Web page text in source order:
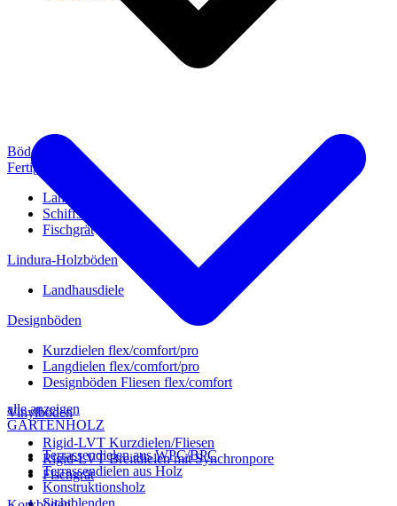
alle anzeigen
GARTENHOLZ
Terrassendielen aus WPC/BPC
Terrassendielen aus Holz
Konstruktionsholz
Sichtblenden
Böden
Fertigparkett
Landhausdiele
Schiffsboden
Fischgrät
Lindura-Holzböden
Landhausdiele
Designböden
Kurzdielen flex/comfort/pro
Langdielen flex/comfort/pro
Designböden Fliesen flex/comfort
Vinylböden
Rigid-LVT Kurzdielen/Fliesen
Rigid-LVT Breitdielen mit Synchronpore
Fischgrät